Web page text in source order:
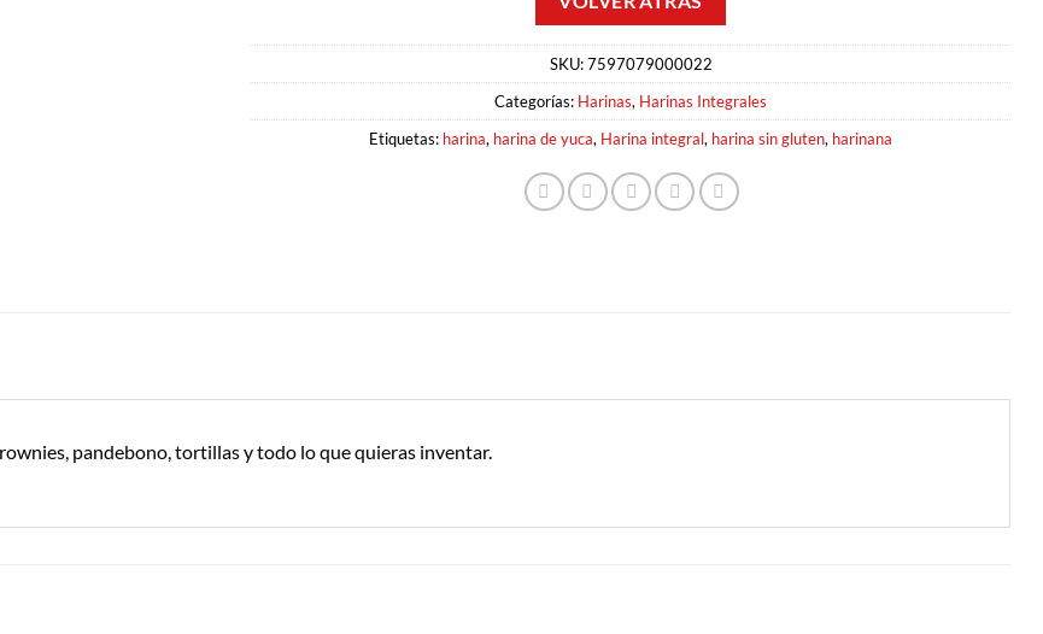
SKU:7597079000022
Categorías: Harinas, Harinas Integrales
Etiquetas: harina, harina de yuca, Harina integral, harina sin gluten, harinana
pandebono, tortillas y todo lo que quieras inventar.